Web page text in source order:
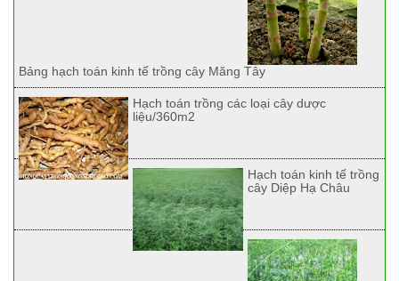
Bảng hạch toán kinh tế trồng cây Măng Tây
Hạch toán trồng các loại cây dược
liệu/360m2
Hạch toán kinh tế trồng
cây Diệp Hạ Châu